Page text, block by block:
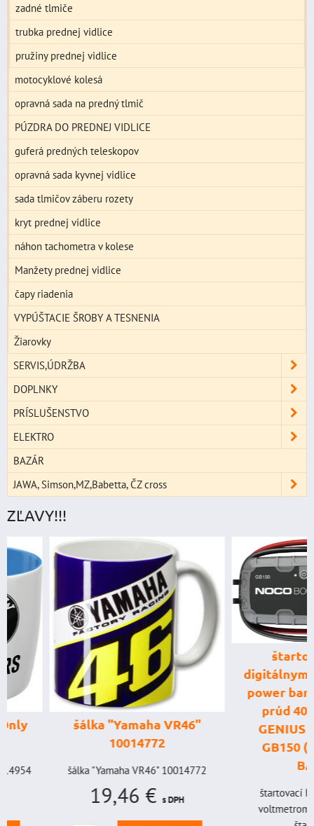
zadné tlmiče
trubka prednej vidlice
pružiny prednej vidlice
motocyklové kolesá
opravná sada na predný tlmič
PÚZDRA DO PREDNEJ VIDLICE
guferá predných teleskopov
opravná sada kyvnej vidlice
sada tlmičov záberu rozety
kryt prednej vidlice
náhon tachometra v kolese
Manžety prednej vidlice
čapy riadenia
VYPÚŠTACIE ŠROBY A TESNENIA
Žiarovky
SERVIS,ÚDRŽBA
DOPLNKY
PRÍSLUŠENSTVO
ELEKTRO
BAZÁR
JAWA, Simson,MZ,Babetta, ČZ cross
ZĽAVY!!!
šálka "Yamaha VR46"
10014772
šálka "Yamaha VR46" 10014772
19,46 €s DPH
štartovací
digitálnym
power banka,
prúd 4000 A,
GENIUS BOOST
GB150 (NOCO
BAT998
štartovací box s
voltmetrom + power